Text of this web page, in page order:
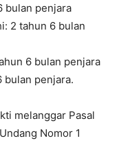
bulan penjara
2 tahun 6 bulan
6 bulan penjara
bulan penjara.
melanggar Pasal
Nomor 1